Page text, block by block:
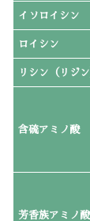
イソロイシン
ロイシン
リシン（リジン
含硫アミノ酸
芳香族アミノ酸